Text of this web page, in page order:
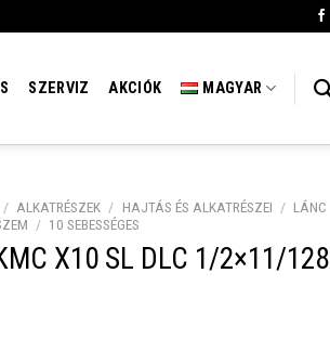
SZERVIZ AKCIÓK MAGYAR
/ ALKATRÉSZEK / HAJTÁS ÉS ALKATRÉSZEI / LÁNC
/ 10 SEBESSÉGES
X10 SL DLC 1/2×11/128